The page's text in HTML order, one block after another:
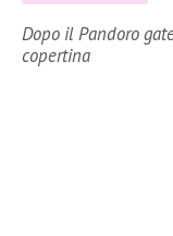
Dopo il Pandoro
copertina